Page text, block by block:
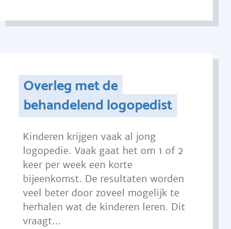
Overleg met de
behandelend logopedist
Kinderen krijgen vaak al jong
logopedie. Vaak gaat het om 1 of 2
keer per week een korte
bijeenkomst. De resultaten worden
veel beter door zoveel mogelijk te
herhalen wat de kinderen leren. Dit
vraagt...